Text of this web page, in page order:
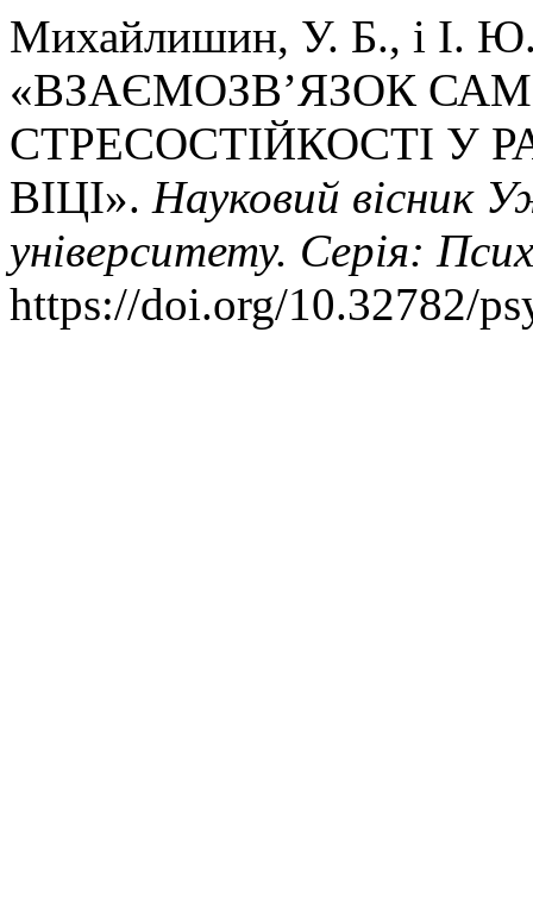
Михайлишин, У. Б., і І.
«ВЗАЄМОЗВ’ЯЗОК
СТРЕСОСТІЙКОСТІ
ВІЦІ». Науковий вісник
університету. Серія:
https://doi.org/10.32782/